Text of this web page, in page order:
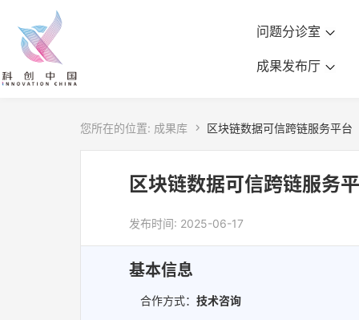
问题分诊室
成果发布厅
您所在的位置: 成果库  区块链数据可信跨链服务平台
区块链数据可信跨链服务
发布时间: 2025-06-17
基本信息
合作方式： 技术咨询